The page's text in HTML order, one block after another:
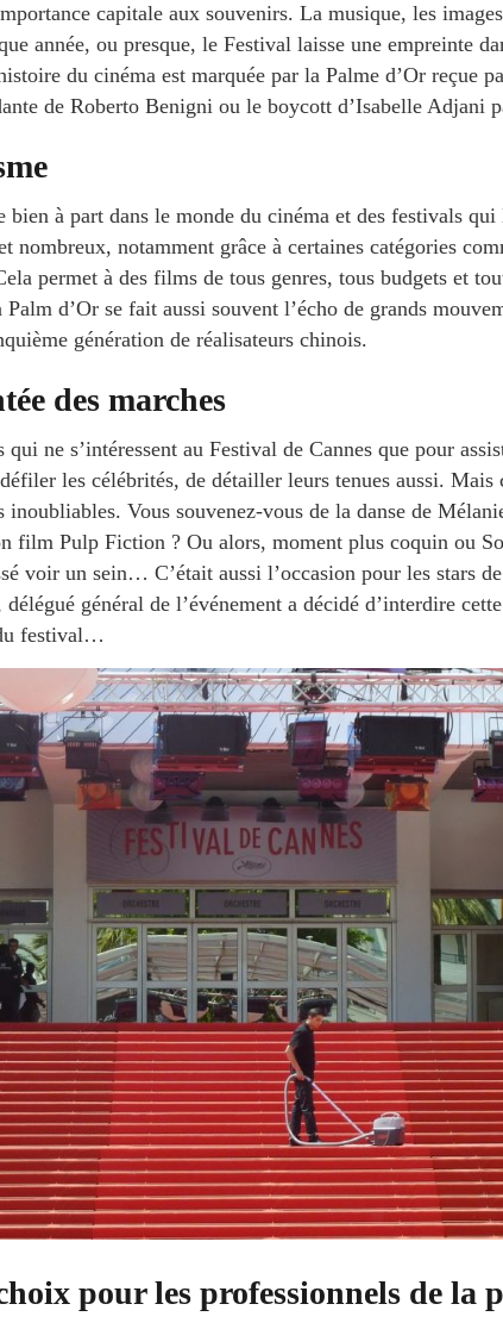
capitale aux souvenirs. La musique, les
année, ou presque, le Festival laisse une empreinte
du cinéma est marquée par la Palme d’Or reçue
de Roberto Benigni ou le boycott d’Isabelle Adjani
bien à part dans le monde du cinéma et des festivals
nombreux, notamment grâce à certaines catégories
permet à des films de tous genres, tous budgets et
d’Or se fait aussi souvent l’écho de grands
génération de réalisateurs chinois.
des marches
qui ne s’intéressent au Festival de Cannes que pour
les célébrités, de détailler leurs tenues aussi. Mais
inoubliables. Vous souvenez-vous de la danse de
film Pulp Fiction ? Ou alors, moment plus coquin ou
voir un sein… C’était aussi l’occasion pour les stars
général de l’événement a décidé d’interdire
festival…
pour les professionnels de la